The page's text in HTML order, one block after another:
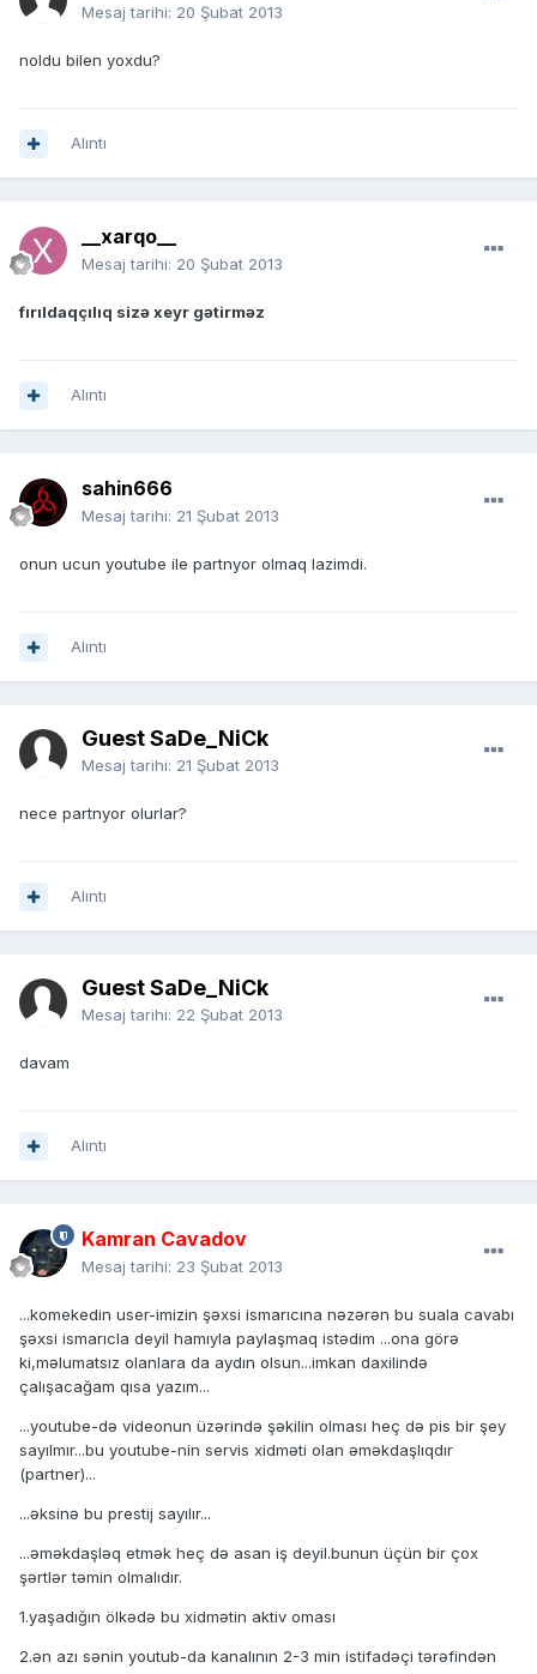
Mesaj tarihi: 20 Şubat 2013
noldu bilen yoxdu?
Alıntı
__xarqo__
Mesaj tarihi: 20 Şubat 2013
fırıldaqçılıq sizə xeyr gətirməz
Alıntı
sahin666
Mesaj tarihi: 21 Şubat 2013
onun ucun youtube ile partnyor olmaq lazimdi.
Alıntı
Guest SaDe_NiCk
Mesaj tarihi: 21 Şubat 2013
nece partnyor olurlar?
Alıntı
Guest SaDe_NiCk
Mesaj tarihi: 22 Şubat 2013
davam
Alıntı
Kamran Cavadov
Mesaj tarihi: 23 Şubat 2013
...komekedin user-imizin şəxsi ismarıcına nəzərən bu suala cavabı
şəxsi ismarıcla deyil hamıyla paylaşmaq istədim ...ona görə
ki,məlumatsız olanlara da aydın olsun...imkan daxilində
çalışacağam qısa yazım...
...youtube-də videonun üzərində şəkilin olması heç də pis bir şey
sayılmır...bu youtube-nin servis xidməti olan əməkdaşlıqdır
(partner)...
...əksinə bu prestij sayılır...
...əməkdaşləq etmək heç də asan iş deyil.bunun üçün bir çox
şərtlər təmin olmalıdır.
1.yaşadığın ölkədə bu xidmətin aktiv oması
2.ən azı sənin youtub-da kanalının 2-3 min istifadəçi tərəfindən